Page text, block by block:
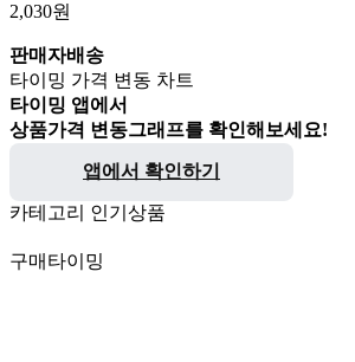
2,030원
판매자배송
타이밍 가격 변동 차트
타이밍 앱에서
상품가격 변동그래프를 확인해보세요!
앱에서 확인하기
카테고리 인기상품
구매타이밍